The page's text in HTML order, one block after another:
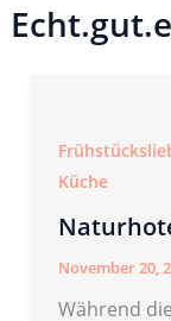
Küche
November 20,
Während